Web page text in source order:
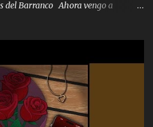
del Barranco Ahora vengo a
y nunca te olvidaremos, aquí
a vernos El recuerdo que yo
mi corazón me llevo lo mismo que
porque no puedo mirarte, mas se
eres mi gran ángel, El desespero me